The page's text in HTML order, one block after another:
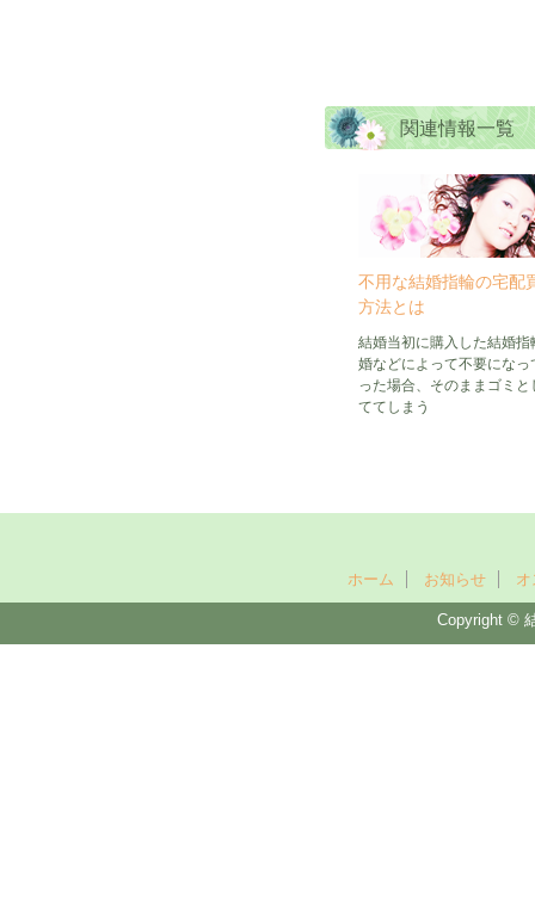
関連情報一覧
不用な結婚指輪の宅配
方法とは
結婚当初に購入した結婚指
婚などによって不要になっ
った場合、そのままゴミと
ててしまう
ホーム お知らせ オ
Copyright ©